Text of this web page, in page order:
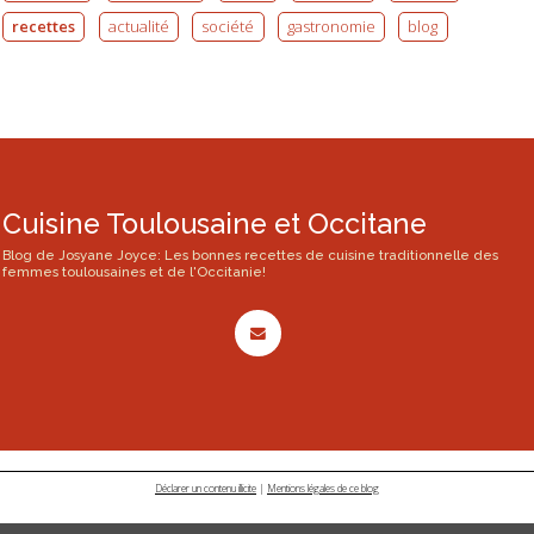
recettes actualité société gastronomie blog
Cuisine Toulousaine et Occitane
Blog de Josyane Joyce: Les bonnes recettes de cuisine traditionnelle des
femmes toulousaines et de l'Occitanie!
Déclarer un contenu illicite | Mentions légales de ce blog